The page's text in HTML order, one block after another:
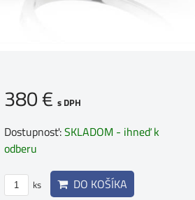
380 €s DPH
Dostupnosť:SKLADOM - ihneď k
odberu
ks DO KOŠÍKA